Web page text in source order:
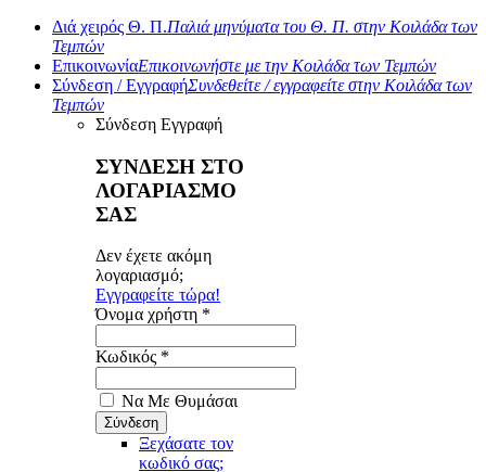
Διά χειρός Θ. Π.Παλιά μηνύματα του Θ. Π. στην Κοιλάδα των
Τεμπών
ΕπικοινωνίαΕπικοινωνήστε με την Κοιλάδα των Τεμπών
Σύνδεση / ΕγγραφήΣυνδεθείτε / εγγραφείτε στην Κοιλάδα των
Τεμπών
Σύνδεση Εγγραφή
ΣΥΝΔΕΣΗ ΣΤΟ
ΛΟΓΑΡΙΑΣΜΟ
ΣΑΣ
Δεν έχετε ακόμη
λογαριασμό;
Εγγραφείτε τώρα!
Όνομα χρήστη *
Κωδικός *
Να Με Θυμάσαι
Ξεχάσατε τον
κωδικό σας;